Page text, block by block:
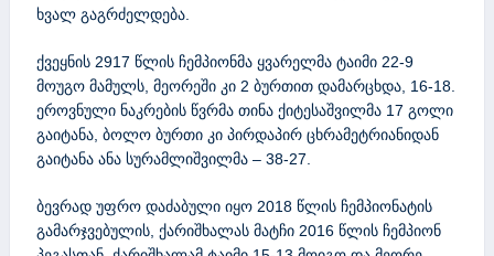
ხვალ გაგრძელდება.
ქვეყნის 2917 წლის ჩემპიონმა ყვარელმა ტაიმი 22-9
მოუგო მამულს, მეორეში კი 2 ბურთით დამარცხდა, 16-18.
ეროვნული ნაკრების წვრმა თინა ქიტესაშვილმა 17 გოლი
გაიტანა, ბოლო ბურთი კი პირდაპირ ცხრამეტრიანიდან
გაიტანა ანა სურამლიშვილმა – 38-27.
ბევრად უფრო დაძაბული იყო 2018 წლის ჩემპიონატის
გამარჯვებულის, ქარიშხალას მატჩი 2016 წლის ჩემპიონ